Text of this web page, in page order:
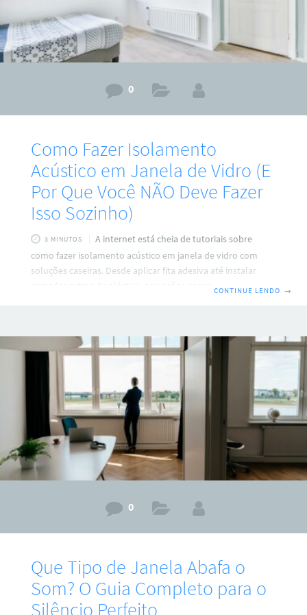
0
Como Fazer Isolamento
Acústico em Janela de Vidro (E
Por Que Você NÃO Deve Fazer
Isso Sozinho)
3 MINUTOS
A internet está cheia de tutoriais sobre
como fazer isolamento acústico em janela de vidro com
soluções caseiras. Desde aplicar fita adesiva até instalar
camadas extras de plástico, as opções parecem tentadoras
riscos para sua segurança e a integridade da sua janela.
Neste artigo, vamos explicar por que você NÃO deve se
aventurar em projetos de
CONTINUE LENDO →
0
Que Tipo de Janela Abafa o
Som? O Guia Completo para o
Silêncio Perfeito